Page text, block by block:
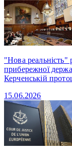
"Нова реальність"
прибережної
Керченській
15.06.2026